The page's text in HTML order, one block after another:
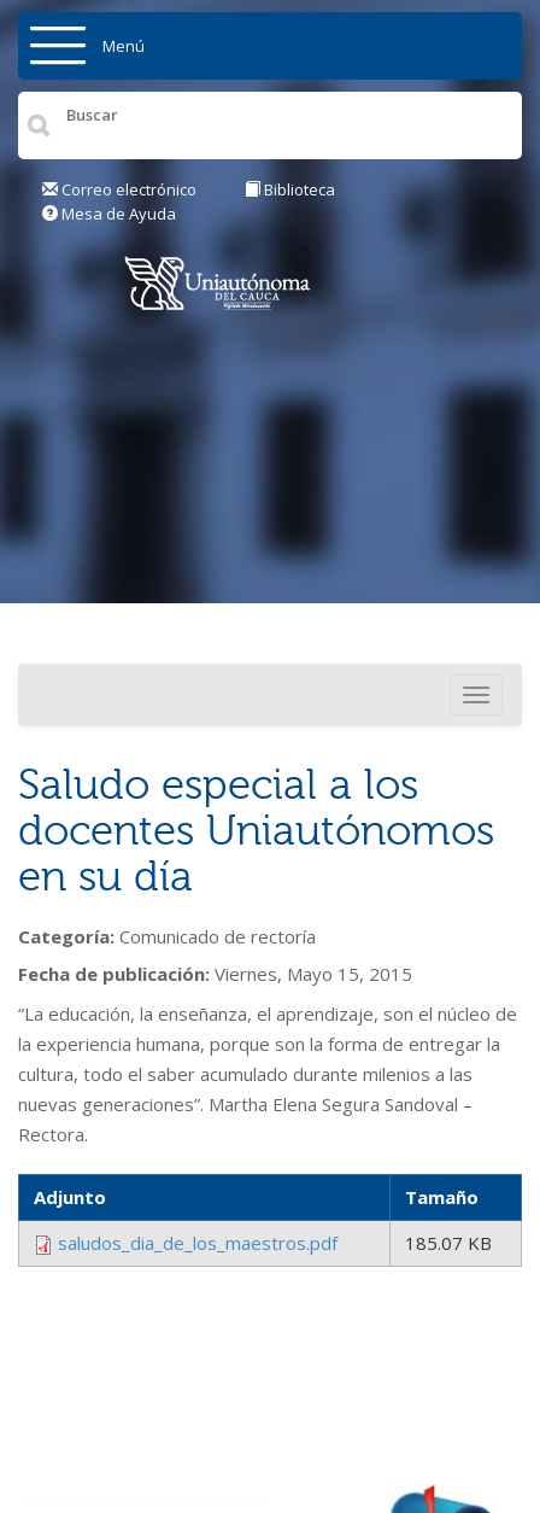
Pasar al contenido principal
Inicio
Institución
Posgrados
Menú
Correo electrónico
Biblioteca
Mesa de Ayuda
Toggle
Saludo especial a los
docentes Uniautónomos
en su día
Categoría: Comunicado de rectoría
Fecha de publicación: Viernes, Mayo 15, 2015
“La educación, la enseñanza, el aprendizaje, son el núcleo de
la experiencia humana, porque son la forma de entregar la
cultura, todo el saber acumulado durante milenios a las
nuevas generaciones”. Martha Elena Segura Sandoval –
Rectora.
Adjunto
Tamaño
saludos_dia_de_los_maestros.pdf
185.07 KB